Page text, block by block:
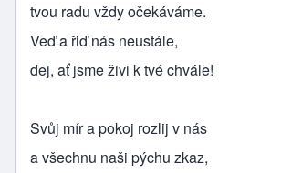
tvou radu vždy očekáváme.
Veď a řiď nás neustále,
dej, ať jsme živi k tvé chvále!
Svůj mír a pokoj rozlij v nás
a všechnu naši pýchu zkaz,